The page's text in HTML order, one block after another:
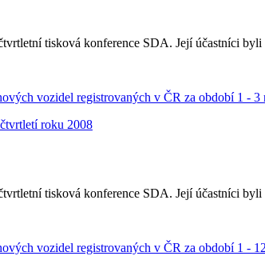
tisková konference SDA. Její účastníci
vozidel registrovaných v ČR za období 1 - 3
roku 2008
tisková konference SDA. Její účastníci
vozidel registrovaných v ČR za období 1 -